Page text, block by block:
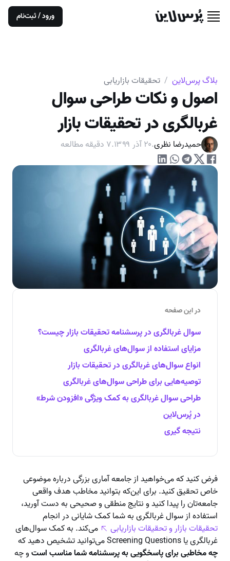
ورود / ثبت‌نام
بلاگ پرس‌لاین / تحقیقات بازاریابی
اصول و نکات طراحی سوال
غربالگری در تحقیقات بازار
حمیدرضا نظری.۲۰ آذر ۱۳۹۹ .۷ دقیقه مطالعه
در این صفحه
سوال‌ غربالگری در پرسشنامه تحقیقات بازار چیست؟
مزایای استفاده از سوال‌های غربالگری
انواع سوال‌های غربالگری در تحقیقات بازار
توصیه‌هایی برای طراحی سوال‌های غربالگری
‌طراحی سوال غربالگری به کمک ویژگی «افزودن شرط»
در پُرس‌لاین
نتیجه گیری
فرض کنید که می‌خواهید از جامعه آماری بزرگی درباره موضوعی
خاص تحقیق کنید. برای این‌که بتوانید مخاطب هدف واقعی
جامعه‌تان را پیدا کنید و نتایج منطقی و صحیحی به دست آورید،
استفاده از سوال غربالگری به شما کمک شایانی در انجام
تحقیقات بازار و تحقیقات بازاریابی
می‌کند. به کمک سوال‌های
غربالگری یا Screening Questions می‌توانید تشخیص دهید که
چه مخاطبی برای پاسخگویی به پرسشنامه شما مناسب استو چه